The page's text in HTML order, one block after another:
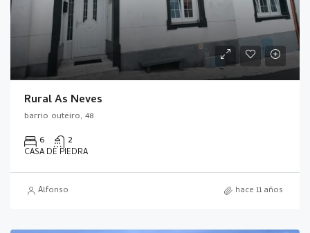
Rural As Neves
barrio outeiro, 48
6 2
CASA DE PIEDRA
Alfonso hace 11 años